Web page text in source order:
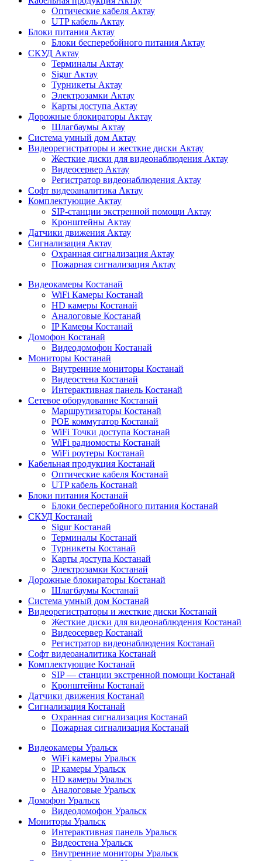
Оптические кабеля Актау
UTP кабель Актау
Блоки питания Актау
Блоки бесперебойного питания Актау
СКУД Актау
Терминалы Актау
Sigur Актау
Турникеты Актау
Электрозамки Актау
Карты доступа Актау
Дорожные блокираторы Актау
Шлагбаумы Актау
Система умный дом Актау
Видеорегистраторы и жесткие диски Актау
Жесткие диски для видеонаблюдения Актау
Видеосервер Актау
Регистратор видеонаблюдения Актау
Софт видеоаналитика Актау
Комплектующие Актау
SIP-станции экстренной помощи Актау
Кронштейны Актау
Датчики движения Актау
Сигнализация Актау
Охранная сигнализация Актау
Пожарная сигнализация Актау
Видеокамеры Костанай
WiFi Камеры Костанай
HD камеры Костанай
Аналоговые Костанай
IP Камеры Костанай
Домофон Костанай
Видеодомофон Костанай
Мониторы Костанай
Внутренние мониторы Костанай
Видеостена Костанай
Интерактивная панель Костанай
Сетевое оборудование Костанай
Маршрутизаторы Костанай
POE коммутатор Костанай
WiFi Точки доступа Костанай
WiFi радиомосты Костанай
WiFi роутеры Костанай
Кабельная продукция Костанай
Оптические кабеля Костанай
UTP кабель Костанай
Блоки питания Костанай
Блоки бесперебойного питания Костанай
СКУД Костанай
Sigur Костанай
Терминалы Костанай
Турникеты Костанай
Карты доступа Костанай
Электрозамки Костанай
Дорожные блокираторы Костанай
Шлагбаумы Костанай
Система умный дом Костанай
Видеорегистраторы и жесткие диски Костанай
Жесткие диски для видеонаблюдения Костанай
Видеосервер Костанай
Регистратор видеонаблюдения Костанай
Софт видеоаналитика Костанай
Комплектующие Костанай
SIP — станции экстренной помощи Костанай
Кронштейны Костанай
Датчики движения Костанай
Сигнализация Костанай
Охранная сигнализация Костанай
Пожарная сигнализация Костанай
Видеокамеры Уральск
WiFi камеры Уральск
IP камеры Уральск
HD камеры Уральск
Аналоговые Уральск
Домофон Уральск
Видеодомофон Уральск
Мониторы Уральск
Интерактивная панель Уральск
Видеостена Уральск
Внутренние мониторы Уральск